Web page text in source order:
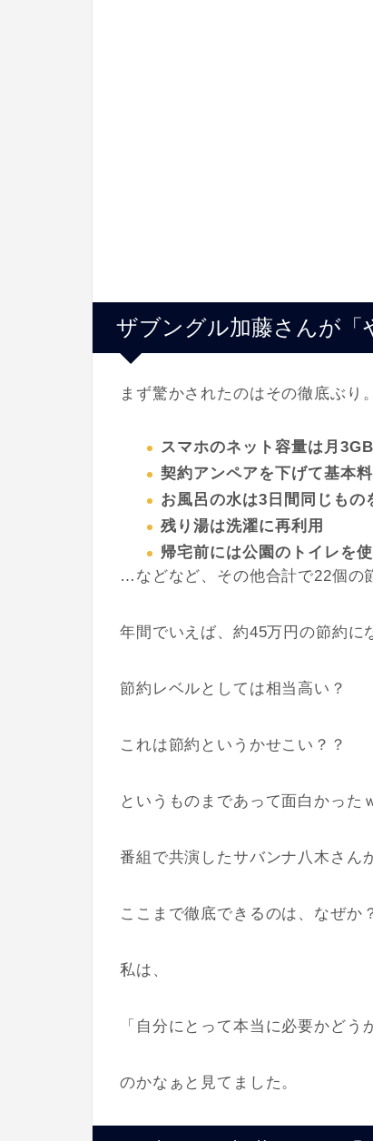
ザブングル加藤さんが「
まず驚かされたのはその徹底ぶり
スマホのネット容量は月
契約アンペアを下げて基本
お風呂の水は3日間同じもの
残り湯は洗濯に再利用
帰宅前には公園のトイレを使
…などなど、その他合計で22個の
年間でいえば、約45万円の節約に
節約レベルとしては相当高い？
これは節約というかせこい？？
というものまであって面白かった
番組で共演したサバンナ八木さん
ここまで徹底できるのは、なぜか
私は、
「自分にとって本当に必要かどう
のかなぁと見てました。